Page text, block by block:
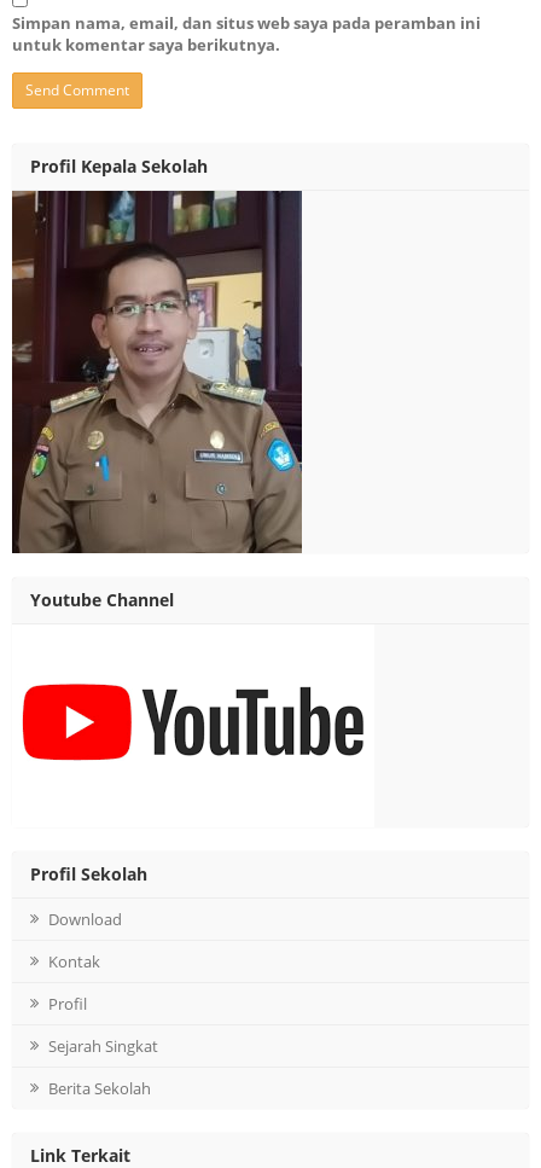
Simpan nama, email, dan situs web saya pada peramban ini
untuk komentar saya berikutnya.
Profil Kepala Sekolah
Youtube Channel
Profil Sekolah
Download
Kontak
Profil
Sejarah Singkat
Berita Sekolah
Link Terkait